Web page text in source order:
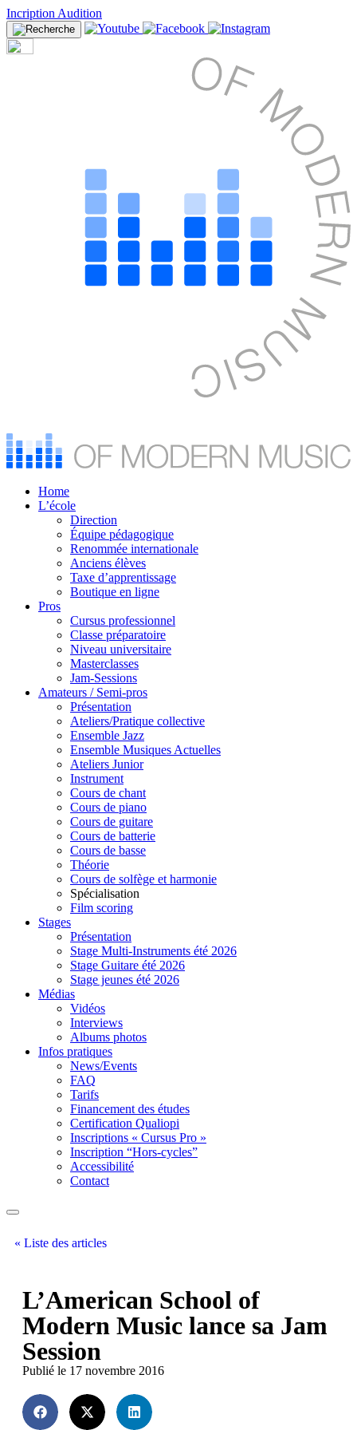
Incription Audition
Home
L’école
Direction
Équipe pédagogique
Renommée internationale
Anciens élèves
Taxe d’apprentissage
Boutique en ligne
Pros
Cursus professionnel
Classe préparatoire
Niveau universitaire
Masterclasses
Jam-Sessions
Amateurs / Semi-pros
Présentation
Ateliers/Pratique collective
Ensemble Jazz
Ensemble Musiques Actuelles
Ateliers Junior
Instrument
Cours de chant
Cours de piano
Cours de guitare
Cours de batterie
Cours de basse
Théorie
Cours de solfège et harmonie
Spécialisation
Film scoring
Stages
Présentation
Stage Multi-Instruments été 2026
Stage Guitare été 2026
Stage jeunes été 2026
Médias
Vidéos
Interviews
Albums photos
Infos pratiques
News/Events
FAQ
Tarifs
Financement des études
Certification Qualiopi
Inscriptions « Cursus Pro »
Inscription “Hors-cycles”
Accessibilité
Contact
« Liste des articles
L’American School of
Modern Music lance sa Jam
Session
Publié le 17 novembre 2016